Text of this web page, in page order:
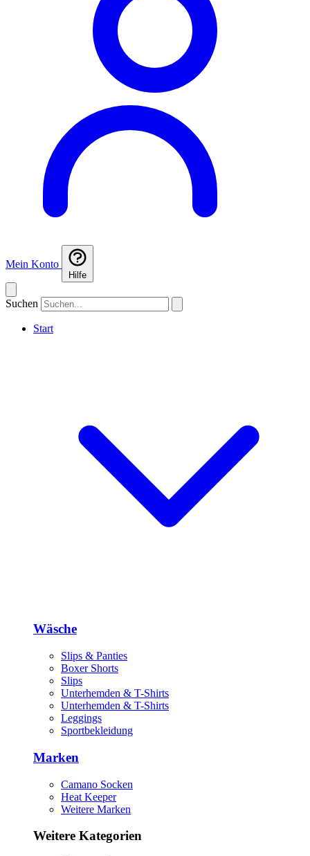
Mein Konto
Hilfe
Suchen
Start
Wäsche
Slips & Panties
Boxer Shorts
Slips
Unterhemden & T-Shirts
Unterhemden & T-Shirts
Leggings
Sportbekleidung
Marken
Camano Socken
Heat Keeper
Weitere Marken
Weitere Kategorien